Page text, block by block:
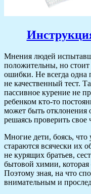
Мнения людей
положительны, но
ошибки. Не всегда одна
не качественный тест.
пассивное курение не
ребенком кто-то
может быть отклонения
решаясь проверить свое
Многие дети, боясь, что
стараются всячески их
не курящих братьев,
бытовой химии, которая
Поэтому зная, на что
внимательным и